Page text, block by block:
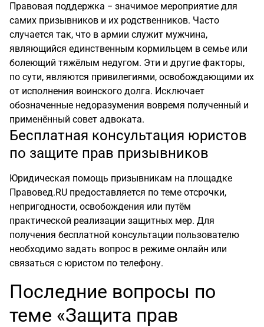
Правовая поддержка − значимое мероприятие для
самих призывников и их родственников. Часто
случается так, что в армии служит мужчина,
являющийся единственным кормильцем в семье или
болеющий тяжёлым недугом. Эти и другие факторы,
по сути, являются привилегиями, освобождающими их
от исполнения воинского долга. Исключает
обозначенные недоразумения вовремя полученный и
применённый совет адвоката.
Бесплатная консультация юристов
по защите прав призывников
Юридическая помощь призывникам на площадке
Правовед.RU предоставляется по теме отсрочки,
непригодности, освобождения или путём
практической реализации защитных мер. Для
получения бесплатной консультации пользователю
необходимо задать вопрос в режиме онлайн или
связаться с юристом по телефону.
Последние вопросы по
теме «Защита прав